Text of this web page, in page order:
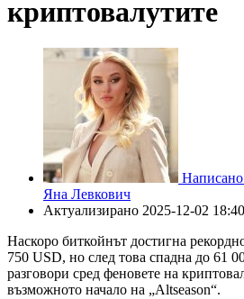
криптовалутите
Яна Левкович
Актуализирано 2025-12-02
Наскоро биткойнът достигна
750 USD, но след това спадна до 61
разговори сред феновете на
възможното начало на „Altseason“.